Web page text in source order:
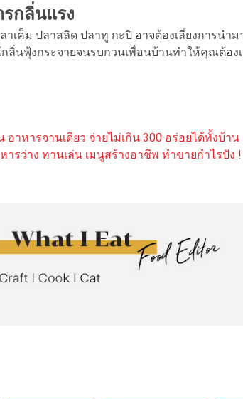
รกลิ่นแรง
เค็ม ปลาสลิด ปลาทู กะปิ อาจต้องเลี่ยงการนำ
ลิ่นฟุ้งกระจายจนรบกวนเพื่อนบ้านทำให้คุณต้อง
อาหารจานเดียว จ่ายไม่เกิน 300 อร่อยได้ทั้งบ้าน
ารว่าง ทานเล่น เมนูสร้างอาชีพ ทำขายกำไรปัง !